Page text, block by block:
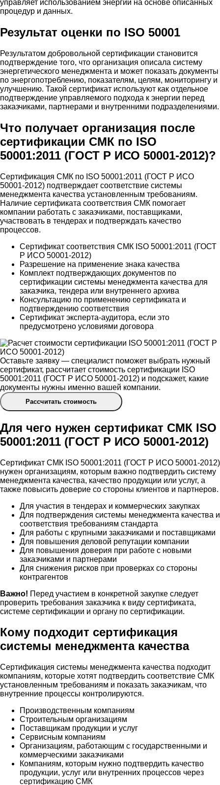
управляет использованием энергии на основе описанных
процедур и данных.
Результат оценки по ISO 50001
Результатом добровольной сертификации становится
подтверждение того, что организация описала систему
энергетического менеджмента и может показать документы
по энергопотреблению, показателям, целям, мониторингу и
улучшению. Такой сертификат используют как отдельное
подтверждение управляемого подхода к энергии перед
заказчиками, партнерами и внутренними подразделениями.
Что получает организация после
сертификации СМК по ISO
50001:2011 (ГОСТ Р ИСО 50001-2012)?
Сертификация СМК по ISO 50001:2011 (ГОСТ Р ИСО
50001-2012) подтверждает соответствие системы
менеджмента качества установленным требованиям.
Наличие сертификата соответствия СМК помогает
компании работать с заказчиками, поставщиками,
участвовать в тендерах и подтверждать качество
процессов.
Сертификат соответствия СМК ISO 50001:2011 (ГОСТ
Р ИСО 50001-2012)
Разрешение на применение знака качества
Комплект подтверждающих документов по
сертификации системы менеджмента качества для
заказчика, тендера или внутреннего архива
Консультацию по применению сертификата и
подтверждению соответствия
Сертификат эксперта-аудитора, если это
предусмотрено условиями договора
Оставьте заявку — специалист поможет выбрать нужный
сертификат, рассчитает стоимость сертификации ISO
50001:2011 (ГОСТ Р ИСО 50001-2012) и подскажет, какие
документы нужны именно вашей компании.
Рассчитать стоимость
Для чего нужен сертификат СМК ISO
50001:2011 (ГОСТ Р ИСО 50001-2012)
Сертификат СМК ISO 50001:2011 (ГОСТ Р ИСО 50001-2012)
нужен организациям, которым важно подтвердить систему
менеджмента качества, качество продукции или услуг, а
также повысить доверие со стороны клиентов и партнеров.
Для участия в тендерах и коммерческих закупках
Для подтверждения системы менеджмента качества и
соответствия требованиям стандарта
Для работы с крупными заказчиками и поставщиками
Для повышения деловой репутации компании
Для повышения доверия при работе с новыми
заказчиками и партнерами
Для снижения рисков при проверках со стороны
контрагентов
Важно! Перед участием в конкретной закупке следует
проверить требования заказчика к виду сертификата,
системе сертификации и органу по сертификации.
Кому подходит сертификация
системы менеджмента качества
Сертификация системы менеджмента качества подходит
компаниям, которые хотят подтвердить соответствие СМК
установленным требованиям и показать заказчикам, что
внутренние процессы контролируются.
Производственным компаниям
Строительным организациям
Поставщикам продукции и услуг
Сервисным компаниям
Организациям, работающим с государственными и
коммерческими заказчиками
Компаниям, которым нужно подтвердить качество
продукции, услуг или внутренних процессов через
сертификацию СМК